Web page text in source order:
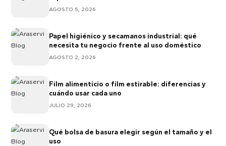
AGOSTO 5, 2026
Papel higiénico y secamanos industrial: qué
necesita tu negocio frente al uso doméstico
AGOSTO 2, 2026
Film alimenticio o film estirable: diferencias y
cuándo usar cada uno
JULIO 29, 2026
Qué bolsa de basura elegir según el tamaño y el
uso